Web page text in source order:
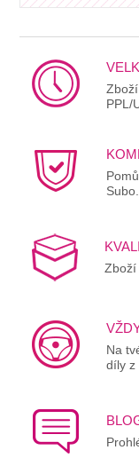
PPL/
Subo.
Zboží
Na
díly z